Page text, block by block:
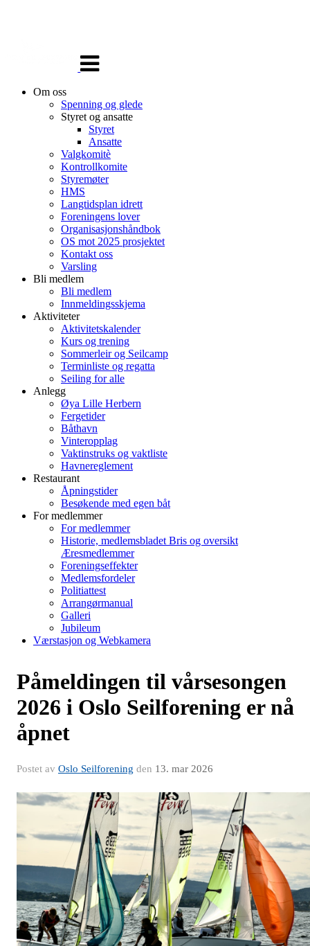
navigasjon
Om oss
Spenning og glede
Styret og ansatte
Styret
Ansatte
Valgkomitè
Kontrollkomite
Styremøter
HMS
Langtidsplan idrett
Foreningens lover
Organisasjonshåndbok
OS mot 2025 prosjektet
Kontakt oss
Varsling
Bli medlem
Bli medlem
Innmeldingsskjema
Aktiviteter
Aktivitetskalender
Kurs og trening
Sommerleir og Seilcamp
Terminliste og regatta
Seiling for alle
Anlegg
Øya Lille Herbern
Fergetider
Båthavn
Vinteropplag
Vaktinstruks og vaktliste
Havnereglement
Restaurant
Åpningstider
Besøkende med egen båt
For medlemmer
For medlemmer
Historie, medlemsbladet Bris og oversikt
Æresmedlemmer
Foreningseffekter
Medlemsfordeler
Politiattest
Arrangørmanual
Galleri
Jubileum
Værstasjon og Webkamera
Påmeldingen til vårsesongen
2026 i Oslo Seilforening er nå
åpnet
Postet av Oslo Seilforening den 13. mar 2026